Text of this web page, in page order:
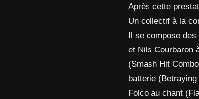
Après cette
Un collectif à la
Il se compose
et Nils Courbaron
(Smash Hit
batterie
Folco au chant